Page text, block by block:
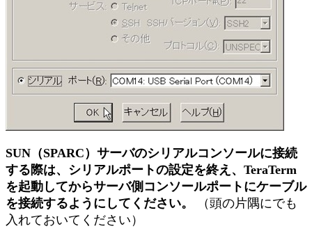
SUN（SPARC）サーバのシリアルコンソールに接続
する際は、シリアルポートの設定を終え、TeraTerm
を起動してからサーバ側コンソールポートにケーブル
を接続するようにしてください。
（頭の片隅にでも
入れておいてください）